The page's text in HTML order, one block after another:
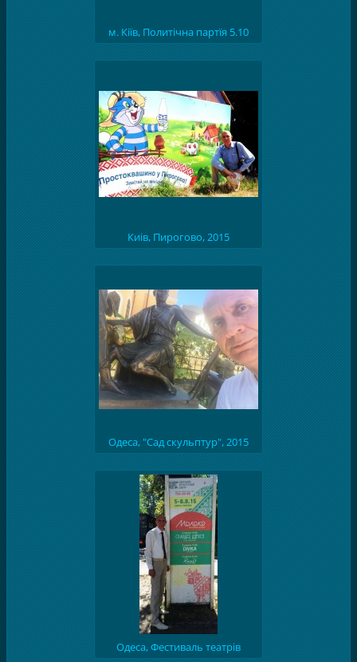
м. Кіїв, Политічна партїя 5.10
Киів, Пирогово, 2015
Одеса, "Сад скульптур", 2015
Одеса, Фестиваль театрів